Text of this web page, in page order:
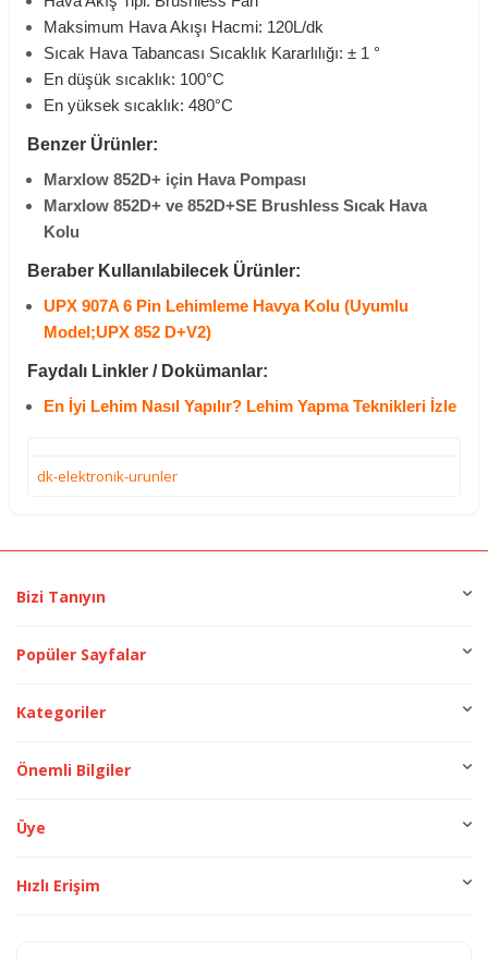
Maksimum Hava Akışı Hacmi: 120L/dk
Sıcak Hava Tabancası Sıcaklık Kararlılığı: ± 1 °
En düşük sıcaklık: 100°C
En yüksek sıcaklık: 480°C
Benzer Ürünler:
Marxlow 852D+ için Hava Pompası
Marxlow 852D+ ve 852D+SE Brushless Sıcak Hava
Kolu
Beraber Kullanılabilecek Ürünler:
UPX 907A 6 Pin Lehimleme Havya Kolu (Uyumlu
Model;UPX 852 D+V2)
Faydalı Linkler / Dokümanlar:
En İyi Lehim Nasıl Yapılır? Lehim Yapma Teknikleri İzle
dk-elektronik-urunler
Bizi Tanıyın
Popüler Sayfalar
Kategoriler
Önemli Bilgiler
Üye
Hızlı Erişim